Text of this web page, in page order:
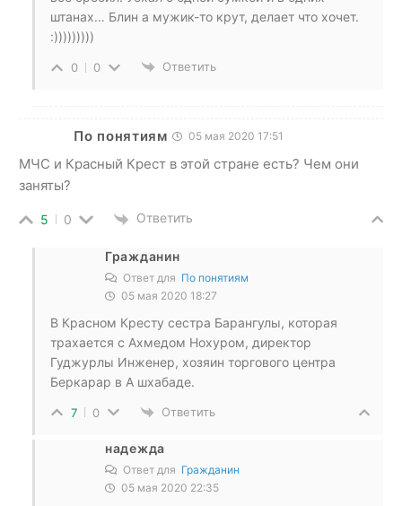
штанах… Блин а мужик-то крут, делает что хочет.
:)))))))))
0 0 Ответить
По понятиям 05 мая 2020 17:51
МЧС и Красный Крест в этой стране есть? Чем они
заняты?
5 0 Ответить
Гражданин
Ответ для По понятиям
05 мая 2020 18:27
В Красном Кресту сестра Барангулы, которая
трахается с Ахмедом Нохуром, директор
Гуджурлы Инженер, хозяин торгового центра
Беркарар в А шхабаде.
7 0 Ответить
надежда
Ответ для Гражданин
05 мая 2020 22:35